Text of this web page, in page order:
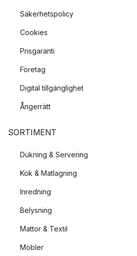
Säkerhetspolicy
Cookies
Prisgaranti
Företag
Digital tillgänglighet
Ångerrätt
SORTIMENT
Dukning & Servering
Kök & Matlagning
Inredning
Belysning
Mattor & Textil
Möbler